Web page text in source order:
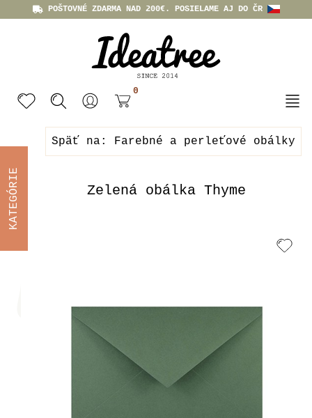
POŠTOVNÉ ZDARMA NAD 200€. POSIELAME AJ DO ČR
0
Späť na: Farebné a perleťové obálky
Zelená obálka Thyme
KATEGÓRIE